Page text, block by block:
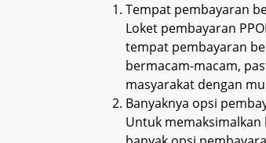
Tempat pembayaran
Loket pembayaran
tempat pembayaran
bermacam-macam,
masyarakat dengan
Banyaknya opsi
Untuk memaksimalkan